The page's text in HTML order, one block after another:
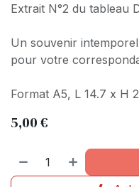
Extrait N°2 du tableau
Un souvenir
pour votre
Format A5, L 14.7 x H
5,00€